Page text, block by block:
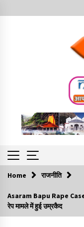
to
Trending
Home राजनीति
Asaram Bapu Rape Case :
रेप मामले में हुई उम्रकैद